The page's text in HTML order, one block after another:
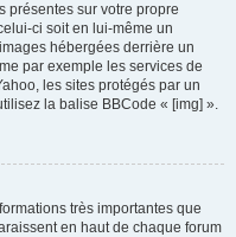
présentes sur votre propre
ci soit en lui-même un
hébergées derrière un
par exemple les services de
les sites protégés par un
la balise BBCode « [img] ».
très importantes que
en haut de chaque forum